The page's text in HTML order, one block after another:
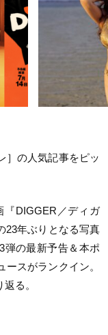
］の人気記事をピッ
『DIGGER ／ディガ
23年ぶりとなる写真
3弾の最新予告＆本ポ
スがランクイン。
る。